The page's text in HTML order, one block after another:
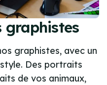
graphistes
graphistes, avec un
Des portraits
de vos animaux,